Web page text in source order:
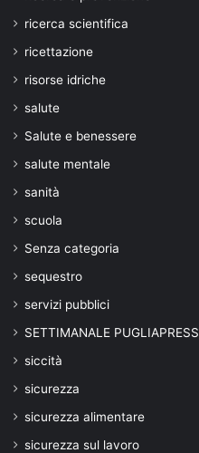
ricerca scientifica
ricettazione
risorse idriche
salute
Salute e benessere
salute mentale
sanità
scuola
Senza categoria
sequestro
servizi pubblici
SETTIMANALE PUGLIAPRESS
siccità
sicurezza
sicurezza alimentare
sicurezza sul lavoro